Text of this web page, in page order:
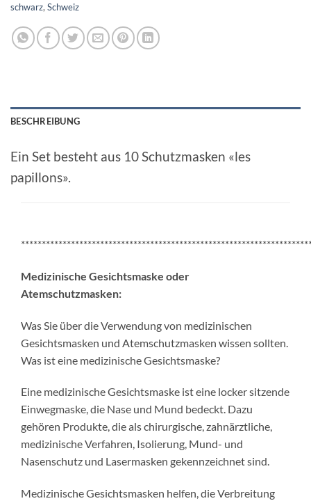
schwarz,Schweiz
BESCHREIBUNG
Ein Set besteht aus 10 Schutzmasken «les
papillons».
Medizinische Gesichtsmaske oder
Atemschutzmasken:
Was Sie über die Verwendung von medizinischen
Gesichtsmasken und Atemschutzmasken wissen sollten.
Was ist eine medizinische Gesichtsmaske?
Eine medizinische Gesichtsmaske ist eine locker sitzende
Einwegmaske, die Nase und Mund bedeckt. Dazu
gehören Produkte, die als chirurgische, zahnärztliche,
medizinische Verfahren, Isolierung, Mund- und
Nasenschutz und Lasermasken gekennzeichnet sind.
Medizinische Gesichtsmasken helfen, die Verbreitung